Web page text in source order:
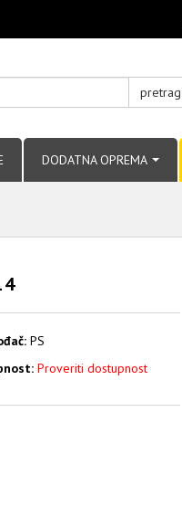
DODATNA OPREMA
PS
Proveriti dostupnost